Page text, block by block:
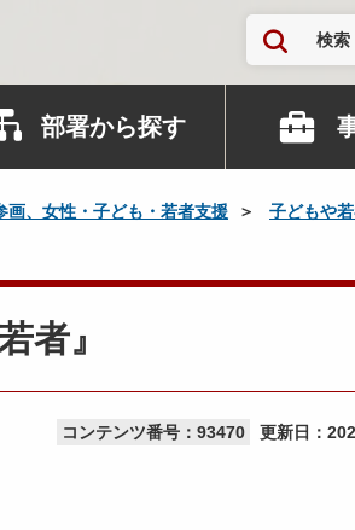
検索
部署から探す
画、女性・子ども・若者支援
子どもや
者』
コンテンツ番号：93470 更新日：